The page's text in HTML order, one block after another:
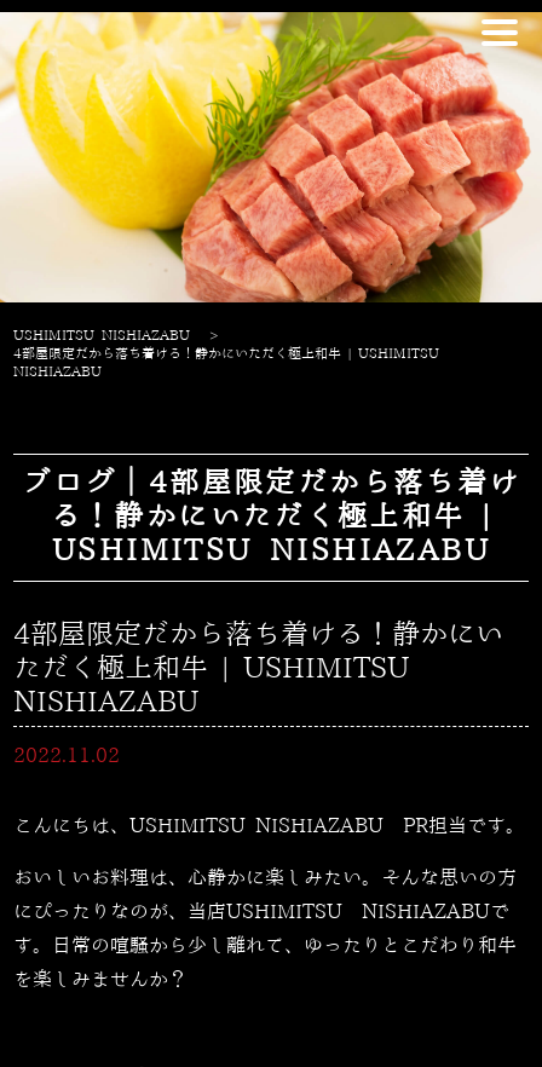
USHIMITSU NISHIAZABU
>
4部屋限定だから落ち着ける！静かにいただく極上和牛 | USHIMITSU
NISHIAZABU
ブログ｜4部屋限定だから落ち着け
る！静かにいただく極上和牛 |
USHIMITSU NISHIAZABU
4部屋限定だから落ち着ける！静かにい
ただく極上和牛 | USHIMITSU
NISHIAZABU
2022.11.02
こんにちは、USHIMITSU NISHIAZABU PR担当です。
おいしいお料理は、心静かに楽しみたい。そんな思いの方
にぴったりなのが、当店USHIMITSU NISHIAZABUで
す。日常の喧騒から少し離れて、ゆったりとこだわり和牛
を楽しみませんか？